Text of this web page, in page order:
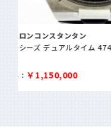
ロレックス
サブマリーナデ
買取価格：